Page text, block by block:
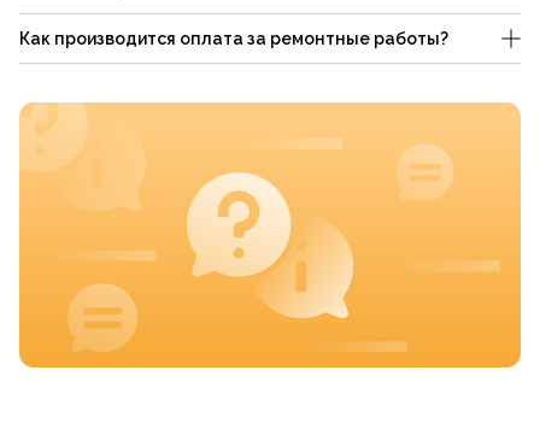
Как производится оплата за ремонтные работы?